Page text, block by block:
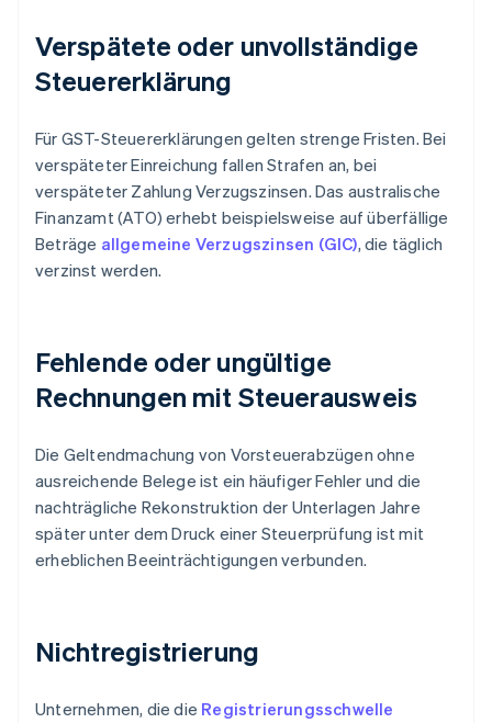
Verspätete oder unvollständige
Steuererklärung
Für GST-Steuererklärungen gelten strenge Fristen. Bei
verspäteter Einreichung fallen Strafen an, bei
verspäteter Zahlung Verzugszinsen. Das australische
Finanzamt (ATO) erhebt beispielsweise auf überfällige
Beträge allgemeine Verzugszinsen (GIC), die täglich
verzinst werden.
Fehlende oder ungültige
Rechnungen mit Steuerausweis
Die Geltendmachung von Vorsteuerabzügen ohne
ausreichende Belege ist ein häufiger Fehler und die
nachträgliche Rekonstruktion der Unterlagen Jahre
später unter dem Druck einer Steuerprüfung ist mit
erheblichen Beeinträchtigungen verbunden.
Nichtregistrierung
Unternehmen, die die Registrierungsschwelle